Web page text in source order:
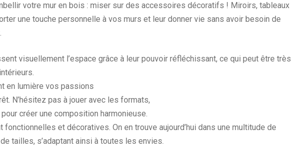
votre mur en bois : miser sur des accessoires décoratifs ! Miroirs, tableaux
une touche personnelle à vos murs et leur donner vie sans avoir besoin de
visuellement l’espace grâce à leur pouvoir réfléchissant, ce qui peut être très
en lumière vos passions
N’hésitez pas à jouer avec les formats,
créer une composition harmonieuse.
fonctionnelles et décoratives. On en trouve aujourd’hui dans une multitude de
tailles, s’adaptant ainsi à toutes les envies.